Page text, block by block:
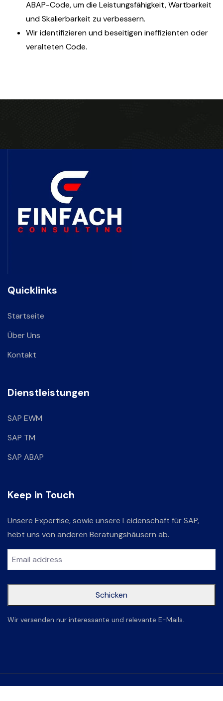
ABAP-Code, um die Leistungsfähigkeit, Wartbarkeit
und Skalierbarkeit zu verbessern.
Wir identifizieren und beseitigen ineffizienten oder
veralteten Code.
Quicklinks
Startseite
Über Uns
Kontakt
Dienstleistungen
SAP EWM
SAP TM
SAP ABAP
Keep in Touch
Unsere Expertise, sowie unsere Leidenschaft für SAP,
hebt uns von anderen Beratungshäusern ab.
Schicken
This
blank
Wir versenden nur interessante und relevante E-Mails.